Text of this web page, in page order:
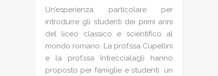
Un’esperienza particolare per
introdurre gli studenti dei primi anni
del liceo classico e scientifico al
mondo romano. La prof.ssa Cupellini
e la prof.ssa Intreccialagli hanno
proposto per famiglie e studenti un